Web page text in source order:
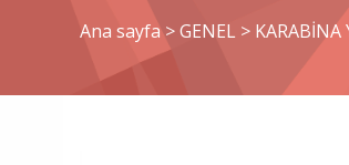
Ana sayfa >GENEL > KARABİNA